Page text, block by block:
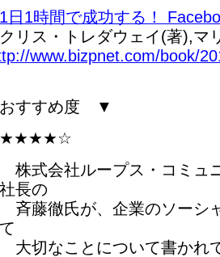
1日1時間で成功する！
・トレダウェイ(著),マリ
www.bizpnet.com/book/
すめ度 ▼
社ループス・コミュニ
長の
氏が、企業のソーシャ
ことについて書かれて